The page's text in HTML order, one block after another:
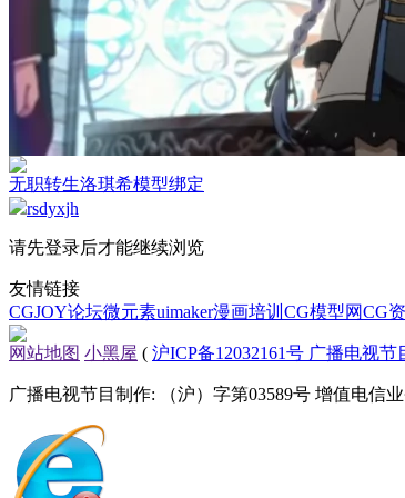
无职转生洛琪希模型绑定
rsdyxjh
请先登录后才能继续浏览
友情链接
CGJOY论坛微元素uimaker漫画培训 CG模型网CG
网站地图 小黑屋 ( 沪ICP备12032161号 广播电视
广播电视节目制作: （沪）字第03589号 增值电信业